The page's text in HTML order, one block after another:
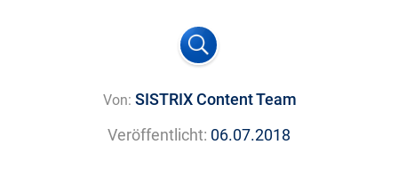
Von: SISTRIX Content Team
Veröffentlicht: 06.07.2018